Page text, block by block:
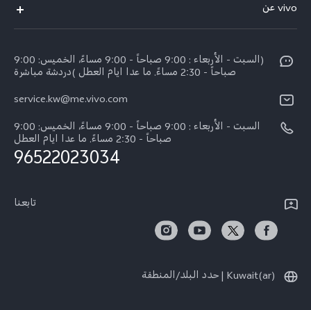
X200 FE (New)
Y39 5G
V50 Lite 5G
V50 5G
مركز الخدمة
Funtouch OS
اسعار قطع الغيار
تحديثات النظام
بيان الخصوصية بشأن خدمة العملاء
vivo عن
نبذة عنا
مركز الخصوصية لدى vivo
(السبت - الأربعاء : 9:00 صباحاً - 9:00 مساءً، الخميس: 9:00
صباحاً - 2:30 مساءً. ما عدا ايام العطل )دردشة مباشرة
service.kw@me.vivo.com
السبت - الأربعاء : 9:00 صباحاً - 9:00 مساءً، الخميس: 9:00
صباحاً - 2:30 مساءً. ما عدا ايام العطل
96522023034
تابعنا
Kuwait(ar) | حدد البلد/المنطقة